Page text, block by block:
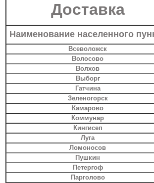
Доставка
Наименование населенного
Всеволожск
Волосово
Волхов
Выборг
Гатчина
Зеленогорск
Камарово
Коммунар
Кингисеп
Луга
Ломоносов
Пушкин
Петергоф
Парголово